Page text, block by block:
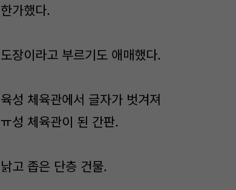
한가했다.
도장이라고 부르기도 애매했다.
육성 체육관에서 글자가 벗겨져
ㅠ성 체육관이 된 간판.
낡고 좁은 단층 건물.